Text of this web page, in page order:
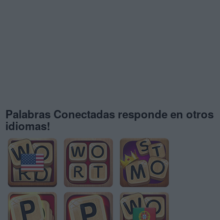
Palabras Conectadas responde en otros
idiomas!